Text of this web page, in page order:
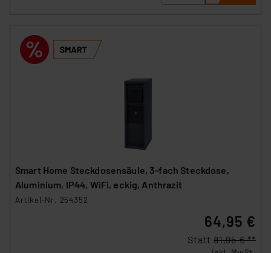
Smart Home Steckdosensäule, 3-fach Steckdose,
Aluminium, IP44, WiFi, eckig, Anthrazit
Artikel-Nr. 254352
64,95 €
Statt 81,95 € **